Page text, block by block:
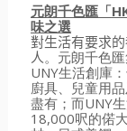
元朗千色匯「
味之選
對生活有要求
人 。元朗千色
UNY生活創庫
廚具、兒童用
盡有；而UNY
18,000呎的偌